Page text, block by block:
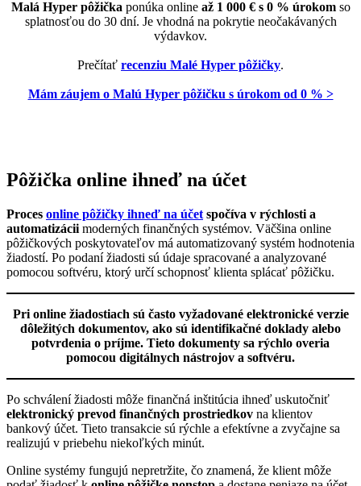
Malá Hyper pôžička ponúka online až 1 000 € s 0 % úrokom so
splatnosťou do 30 dní. Je vhodná na pokrytie neočakávaných
výdavkov.
Prečítať recenziu Malé Hyper pôžičky.
Mám záujem o Malú Hyper pôžičku s úrokom od 0 % >
Pôžička online ihneď na účet
Proces online pôžičky ihneď na účet spočíva v rýchlosti a
automatizácii moderných finančných systémov. Väčšina online
pôžičkových poskytovateľov má automatizovaný systém hodnotenia
žiadostí. Po podaní žiadosti sú údaje spracované a analyzované
pomocou softvéru, ktorý určí schopnosť klienta splácať pôžičku.
Pri online žiadostiach sú často vyžadované elektronické verzie
dôležitých dokumentov, ako sú identifikačné doklady alebo
potvrdenia o príjme. Tieto dokumenty sa rýchlo overia
pomocou digitálnych nástrojov a softvéru.
Po schválení žiadosti môže finančná inštitúcia ihneď uskutočniť
elektronický prevod finančných prostriedkov na klientov
bankový účet. Tieto transakcie sú rýchle a efektívne a zvyčajne sa
realizujú v priebehu niekoľkých minút.
Online systémy fungujú nepretržite, čo znamená, že klient môže